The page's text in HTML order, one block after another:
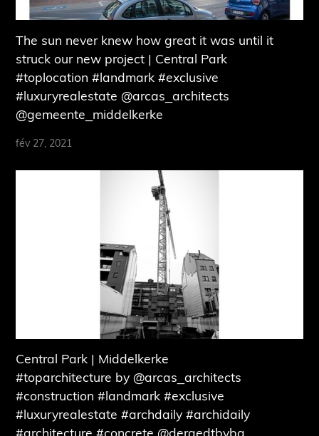
The sun never knew how great it was until it
struck our new project | Central Park
#toplocation #landmark #exclusive
#luxuryrealestate @arcas_architects
@gemeente_middelkerke
fév 27, 2021
Central Park | Middelkerke
#toparchitecture by @arcas_architects
#construction #landmark #exclusive
#luxuryrealestate #archdaily #archidaily